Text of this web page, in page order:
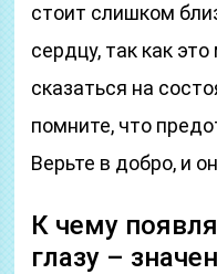
стоит слишком
сердцу, так как
сказаться на
помните, что
Верьте в добро, и
К чему
глазу –